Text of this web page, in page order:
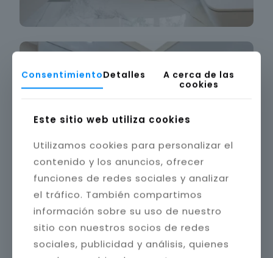
ConsentimientoDetalles
A cerca de las
cookies
Este sitio web utiliza cookies
Utilizamos cookies para personalizar el
contenido y los anuncios, ofrecer
funciones de redes sociales y analizar
el tráfico. También compartimos
información sobre su uso de nuestro
sitio con nuestros socios de redes
sociales, publicidad y análisis, quienes